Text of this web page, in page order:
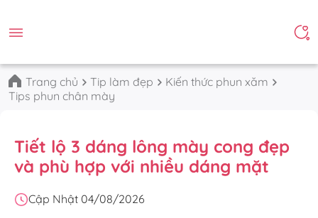
Trang chủ Tip làm đẹp
Kiến thức phun xăm
Tips phun chân mày
Tiết lộ 3 dáng lông mày cong đẹp
và phù hợp với nhiều dáng mặt
Cập Nhật 04/08/2026